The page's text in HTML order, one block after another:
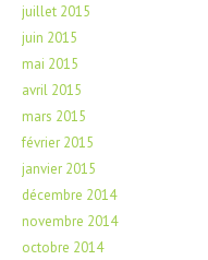
juillet 2015
juin 2015
mai 2015
avril 2015
mars 2015
février 2015
janvier 2015
décembre 2014
novembre 2014
octobre 2014